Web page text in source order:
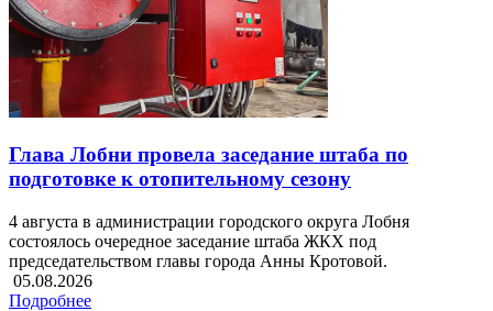
Глава Лобни провела заседание штаба по
подготовке к отопительному сезону
4 августа в администрации городского округа Лобня
состоялось очередное заседание штаба ЖКХ под
председательством главы города Анны Кротовой.
05.08.2026
Подробнее